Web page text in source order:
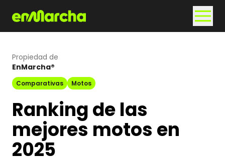
Propiedad de
EnMarcha®
Comparativas Motos
Ranking de las
mejores motos en
2025